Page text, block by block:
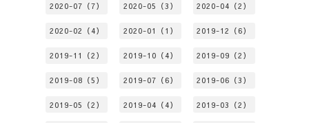
2020-07（7） 2020-05（3） 2020-04（2）
2020-02（4） 2020-01（1） 2019-12（6）
2019-11（2） 2019-10（4） 2019-09（2）
2019-08（5） 2019-07（6） 2019-06（3）
2019-05（2） 2019-04（4） 2019-03（2）